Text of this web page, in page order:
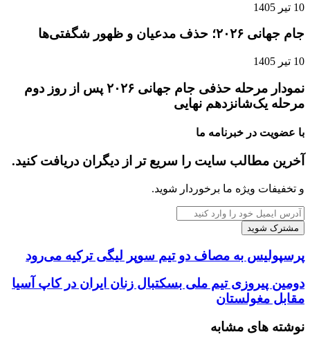
10 تیر 1405
جام جهانی ۲۰۲۶؛ حذف مدعیان و ظهور شگفتی‌ها
10 تیر 1405
نمودار مرحله حذفی جام جهانی ۲۰۲۶ پس از روز دوم
مرحله یک‌شانزدهم نهایی
با عضویت در خبرنامه ما
آخرین مطالب سایت را سریع تر از دیگران دریافت کنید.
و تخفیفات ویژه ما برخوردار شوید.
آدرس
ایمیل
خود
وارد
پرسپولیس به مصاف دو تیم سوپر لیگی ترکیه می‌رود
دومین پیروزی تیم ملی بسکتبال زنان ایران در کاپ آسیا
مقابل مغولستان
نوشته های مشابه